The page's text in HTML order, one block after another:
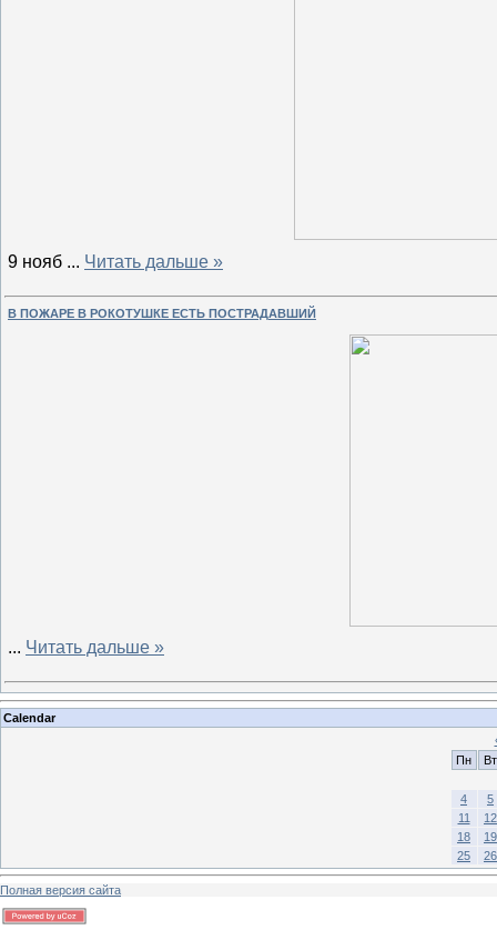
9 нояб ... Читать дальше »
В ПОЖАРЕ В РОКОТУШКЕ ЕСТЬ ПОСТРАДАВШИЙ
... Читать дальше »
Calendar
Пн
Вт
4
5
11
12
18
19
25
26
Полная версия сайта